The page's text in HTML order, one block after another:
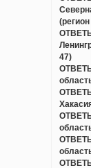
47)